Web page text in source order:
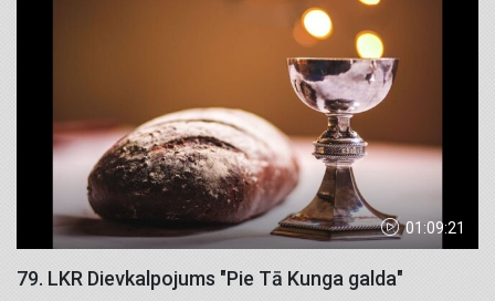
01:09:21
79. LKR Dievkalpojums "Pie Tā Kunga galda"